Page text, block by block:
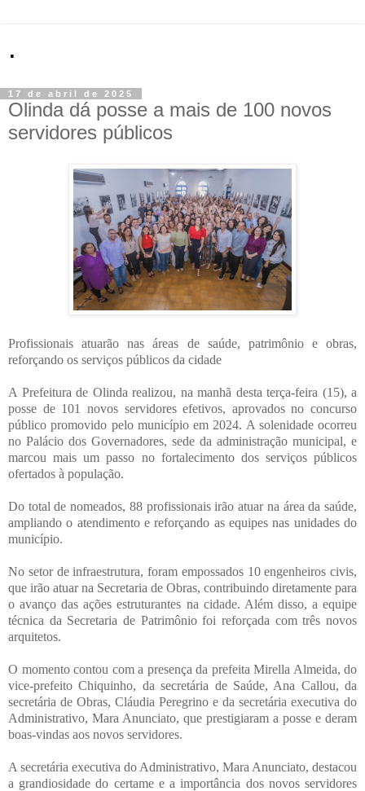
.
17 de abril de 2025
Olinda dá posse a mais de 100 novos
servidores públicos
Profissionais atuarão nas áreas de saúde, patrimônio e obras,
reforçando os serviços públicos da cidade
A Prefeitura de Olinda realizou, na manhã desta terça-feira (15), a
posse de 101 novos servidores efetivos, aprovados no concurso
público promovido pelo município em 2024. A solenidade ocorreu
no Palácio dos Governadores, sede da administração municipal, e
marcou mais um passo no fortalecimento dos serviços públicos
ofertados à população.
Do total de nomeados, 88 profissionais irão atuar na área da saúde,
ampliando o atendimento e reforçando as equipes nas unidades do
município.
No setor de infraestrutura, foram empossados 10 engenheiros civis,
que irão atuar na Secretaria de Obras, contribuindo diretamente para
o avanço das ações estruturantes na cidade. Além disso, a equipe
técnica da Secretaria de Patrimônio foi reforçada com três novos
arquitetos.
O momento contou com a presença da prefeita Mirella Almeida, do
vice-prefeito Chiquinho, da secretária de Saúde, Ana Callou, da
secretária de Obras, Cláudia Peregrino e da secretária executiva do
Administrativo, Mara Anunciato, que prestigiaram a posse e deram
boas-vindas aos novos servidores.
A secretária executiva do Administrativo, Mara Anunciato, destacou
a grandiosidade do certame e a importância dos novos servidores